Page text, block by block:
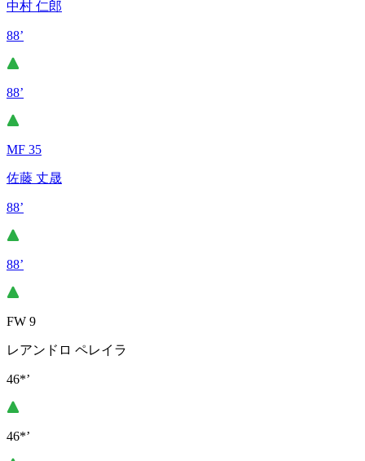
中村 仁郎
88’
88’
MF 35
佐藤 丈晟
88’
88’
FW 9
レアンドロ ペレイラ
46*’
46*’